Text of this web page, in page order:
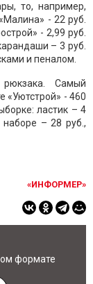
то, например,
- 22 руб.
- 2,99 руб.
– 3 руб.
и пеналом.
Самый
«Уютстрой» - 460
ластик – 4
– 28 руб.,
«ИНФОРМЕР»
формате